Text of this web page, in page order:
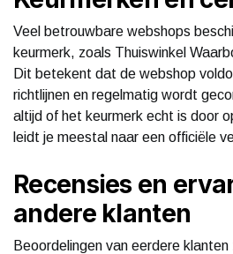
Veel betrouwbare webshops
keurmerk, zoals Thuiswinkel
Dit betekent dat de webshop
richtlijnen en regelmatig wordt
altijd of het keurmerk echt is door
leidt je meestal naar een officiële
Recensies en
andere klanten
Beoordelingen van eerdere